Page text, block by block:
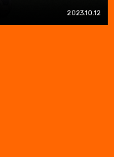
2023.10.12